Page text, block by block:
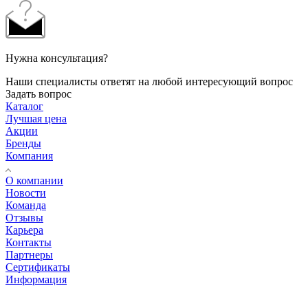
Нужна консультация?
Наши специалисты ответят на любой интересующий вопрос
Задать вопрос
Каталог
Лучшая цена
Акции
Бренды
Компания
О компании
Новости
Команда
Отзывы
Карьера
Контакты
Партнеры
Сертификаты
Информация